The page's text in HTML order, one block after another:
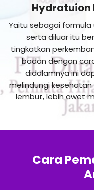
Hydratuion
Yaitu sebagai
serta diluar itu
tingkatkan
badan dengan
didalamnya ini
melindungi
lembut, lebih awet
Cara